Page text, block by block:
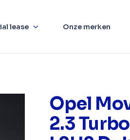
lease Onze merken
Opel
2.3